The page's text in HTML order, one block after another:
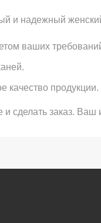
и надежный
ваших
качество продукции.
сделать заказ.